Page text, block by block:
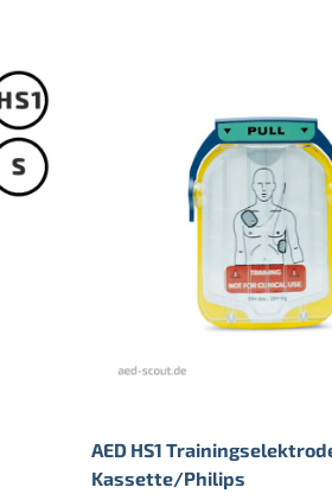
AED HS1
Kassette/Philips